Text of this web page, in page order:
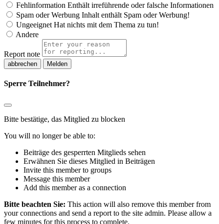
Fehlinformation Enthält irreführende oder falsche Informationen
Spam oder Werbung Inhalt enthält Spam oder Werbung!
Ungeeignet Hat nichts mit dem Thema zu tun!
Andere
Report note
Melden
Sperre Teilnehmer?
Bitte bestätige, das Mitglied zu blocken
You will no longer be able to:
Beiträge des gesperrten Mitglieds sehen
Erwähnen Sie dieses Mitglied in Beiträgen
Invite this member to groups
Message this member
Add this member as a connection
Bitte beachten Sie: This action will also remove this member from
your connections and send a report to the site admin. Please allow a
few minutes for this process to complete.